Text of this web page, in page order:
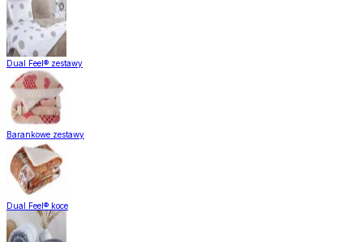
Dual Feel® zestawy
Barankowe zestawy
Dual Feel® koce